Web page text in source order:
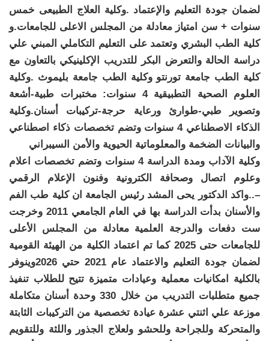
لضمان جودة التعليم والإعتماد .وكلية العلاج الطبيعى خمس
سنوات + سن امتياز معادلة من المجلس الاعلى للجامعات.و
كلية الطب البشري وتعتمد على التعليم التكاملي المبني علي
دراسة الحالة والتعرض البكر للتدريب الإكلينيكي بالتعاون مع
كلية الطب جامعة تورنتو وكلية الطب جامعة بليموث .وكلية
العلوم الصحية التطبيقية 4 سنوات: مختبرات طبية-أشعة
وتصوير طبي-طوارئ ورعاية حرجة-تركيبات أسنان.وكلية
الذكاء الاصطناعي 4 سنوات وتضم تخصصات ذكاء اصطناعي
والبيانات الضخمة والمعلوماتية الحيوية والأمن السيبراني
وكلية الآداب ومدة الدراسة 4 سنوات وتضم تخصصات اعلام
وعلوم اتصال وصحافة الكترونية وفنون الإعلام الرقمي
–..واكد الدكتور يحى المشد رئيس الجامعة ان كلية طب الفم
والأسنان بدأت الدراسة بها في العام الجامعي 2011 وخرجت
ست دفعات والدرجة العلمية معادلة من المجلس الأعلى
للجامعات حتى 2025 كما تم اعتماد الكلية من الهيئة القومية
لضمان جودة التعليم والاعتماد عام 2021 حتي 2026وينوفر
بالكلية امكانيات معملية وعيادات متميزة تتيح للطلاب تنفيذ
جميع متطلبات التدريب من خلال 330 وحدة أسنان متكاملة
موزعة علي اثنتي عشرة عيادة تخصصية من التركيبات الثابتة
والمتحركة وللجراحة وللحشو ولعلاج الجذور واللثة وللتقويم